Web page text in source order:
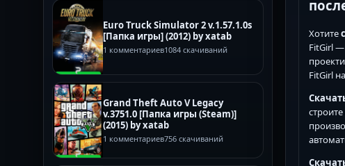
Euro Truck Simulator 2 v.1.57.1.0s
[Папка игры] (2012) by xatab
1 комментариев1084 скачиваний
Grand Theft Auto V Legacy
v.3751.0 [Папка игры (Steam)]
(2015) by xatab
1 комментариев756 скачиваний
Хотите
FitGirl —
FitGirl